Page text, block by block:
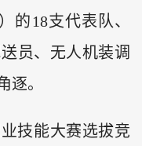
的18支代表队、
员、无人机装调
逐。
技能大赛选拔竞